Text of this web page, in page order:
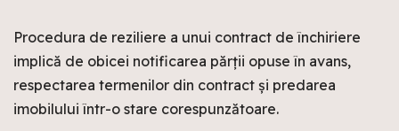
Procedura de reziliere a unui contract de închiriere
implică de obicei notificarea părții opuse în avans,
respectarea termenilor din contract și predarea
imobilului într-o stare corespunzătoare.